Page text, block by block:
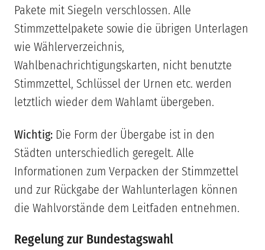
Pakete mit Siegeln verschlossen. Alle
Stimmzettelpakete sowie die übrigen Unterlagen
wie Wählerverzeichnis,
Wahlbenachrichtigungskarten, nicht benutzte
Stimmzettel, Schlüssel der Urnen etc. werden
letztlich wieder dem Wahlamt übergeben.
Wichtig: Die Form der Übergabe ist in den
Städten unterschiedlich geregelt. Alle
Informationen zum Verpacken der Stimmzettel
und zur Rückgabe der Wahlunterlagen können
die Wahlvorstände dem Leitfaden entnehmen.
Regelung zur Bundestagswahl